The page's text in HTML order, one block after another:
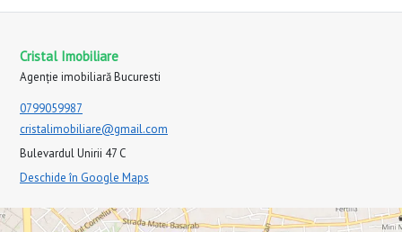
Cristal Imobiliare
Agenție imobiliară Bucuresti
0799059987
cristalimobiliare@gmail.com
Bulevardul Unirii 47 C
Deschide în Google Maps